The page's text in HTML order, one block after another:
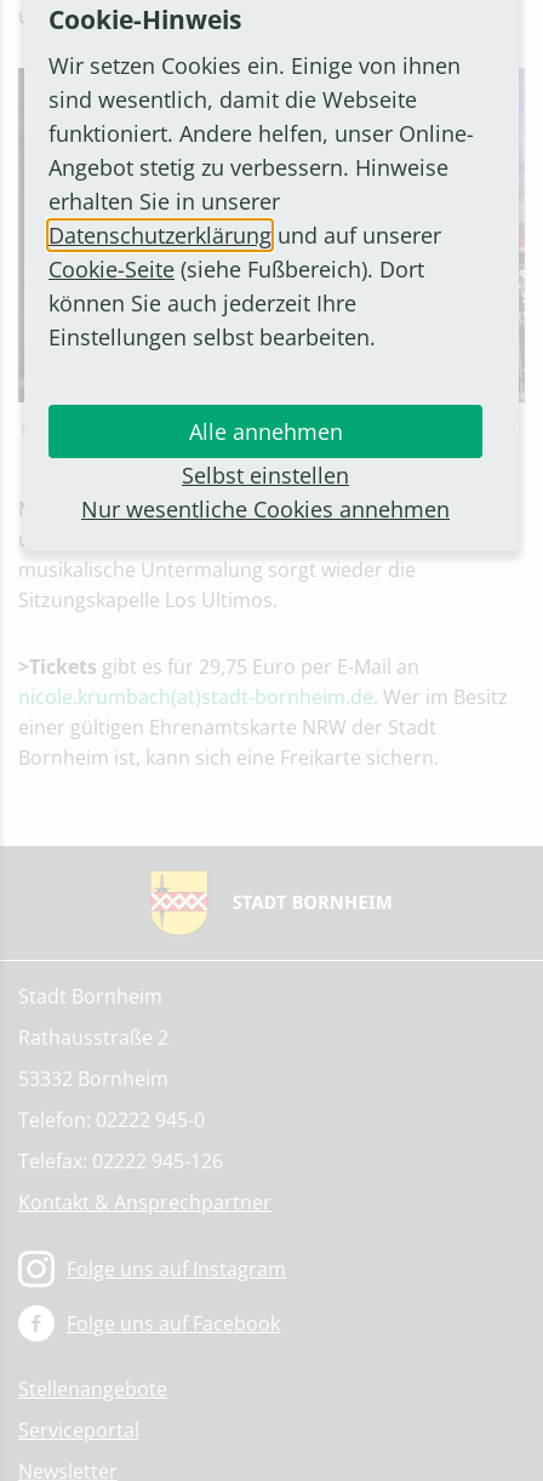
und Rock gepaart mit raffinierten Texten.
Die Band StadtRand gilt in der Kölschen Musikszene als einer
der besten Newcomer der letzten Jahre
Natürlich sind auch alle Tollitäten aus dem Stadtgebiet
und den Bonner Werkstätten dabei. Für die
musikalische Untermalung sorgt wieder die
Sitzungskapelle Los Ultimos.
>Tickets gibt es für 29,75 Euro per E-Mail an
nicole.krumbach(at)stadt-bornheim.de. Wer im Besitz
einer gültigen Ehrenamtskarte NRW der Stadt
Bornheim ist, kann sich eine Freikarte sichern.
Stadt Bornheim
Rathausstraße 2
53332 Bornheim
Telefon: 02222 945-0
Telefax: 02222 945-126
Kontakt & Ansprechpartner
Folge uns auf Instagram
Folge uns auf Facebook
Stellenangebote
Serviceportal
Newsletter
Cookie-Hinweis
Wir setzen Cookies ein. Einige von ihnen
sind wesentlich, damit die Webseite
funktioniert. Andere helfen, unser Online-
Angebot stetig zu verbessern. Hinweise
erhalten Sie in unserer
Datenschutzerklärung und auf unserer
Cookie-Seite (siehe Fußbereich). Dort
können Sie auch jederzeit Ihre
Einstellungen selbst bearbeiten.
Alle annehmen
Selbst einstellen
Nur wesentliche Cookies annehmen